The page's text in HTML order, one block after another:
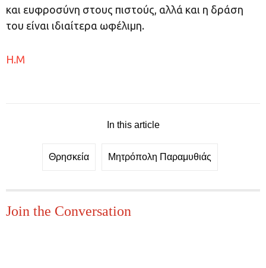
και ευφροσύνη στους πιστούς, αλλά και η δράση
του είναι ιδιαίτερα ωφέλιμη.
Η.Μ
In this article
Θρησκεία Μητρόπολη Παραμυθιάς
Join the Conversation